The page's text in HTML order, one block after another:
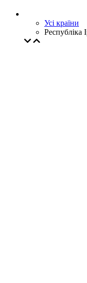
Усі країни
Республіка